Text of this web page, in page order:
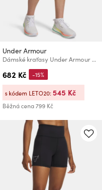
Under Armour
Dámské kraťasy Under Armour Tech Play Up Shorts
682 Kč
Běžná cena799 Kč
-15%
s kódem LETO20:545 Kč